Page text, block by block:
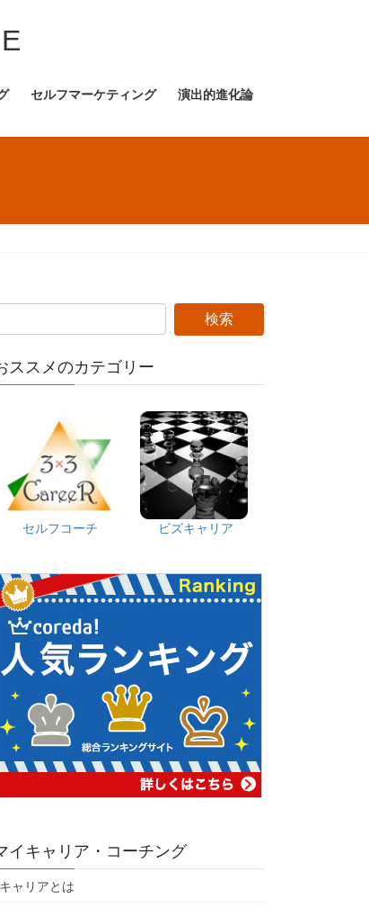
セルフマーケティング 演出的進化論
ススメのカテゴリー
セルフコーチ ビズキャリア
イキャリア・コーチング
キャリアとは